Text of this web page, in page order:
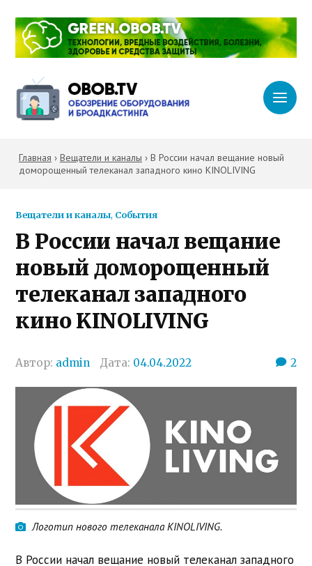
Главная › Вещатели и каналы › В России начал вещание новый
доморощенный телеканал западного кино KINOLIVING
Вещатели и каналы, События
В России начал вещание
новый доморощенный
телеканал западного
кино KINOLIVING
Автор: admin Дата: 04.04.2022 2
Логотип нового телеканала KINOLIVING.
В России начал вещание новый телеканал западного